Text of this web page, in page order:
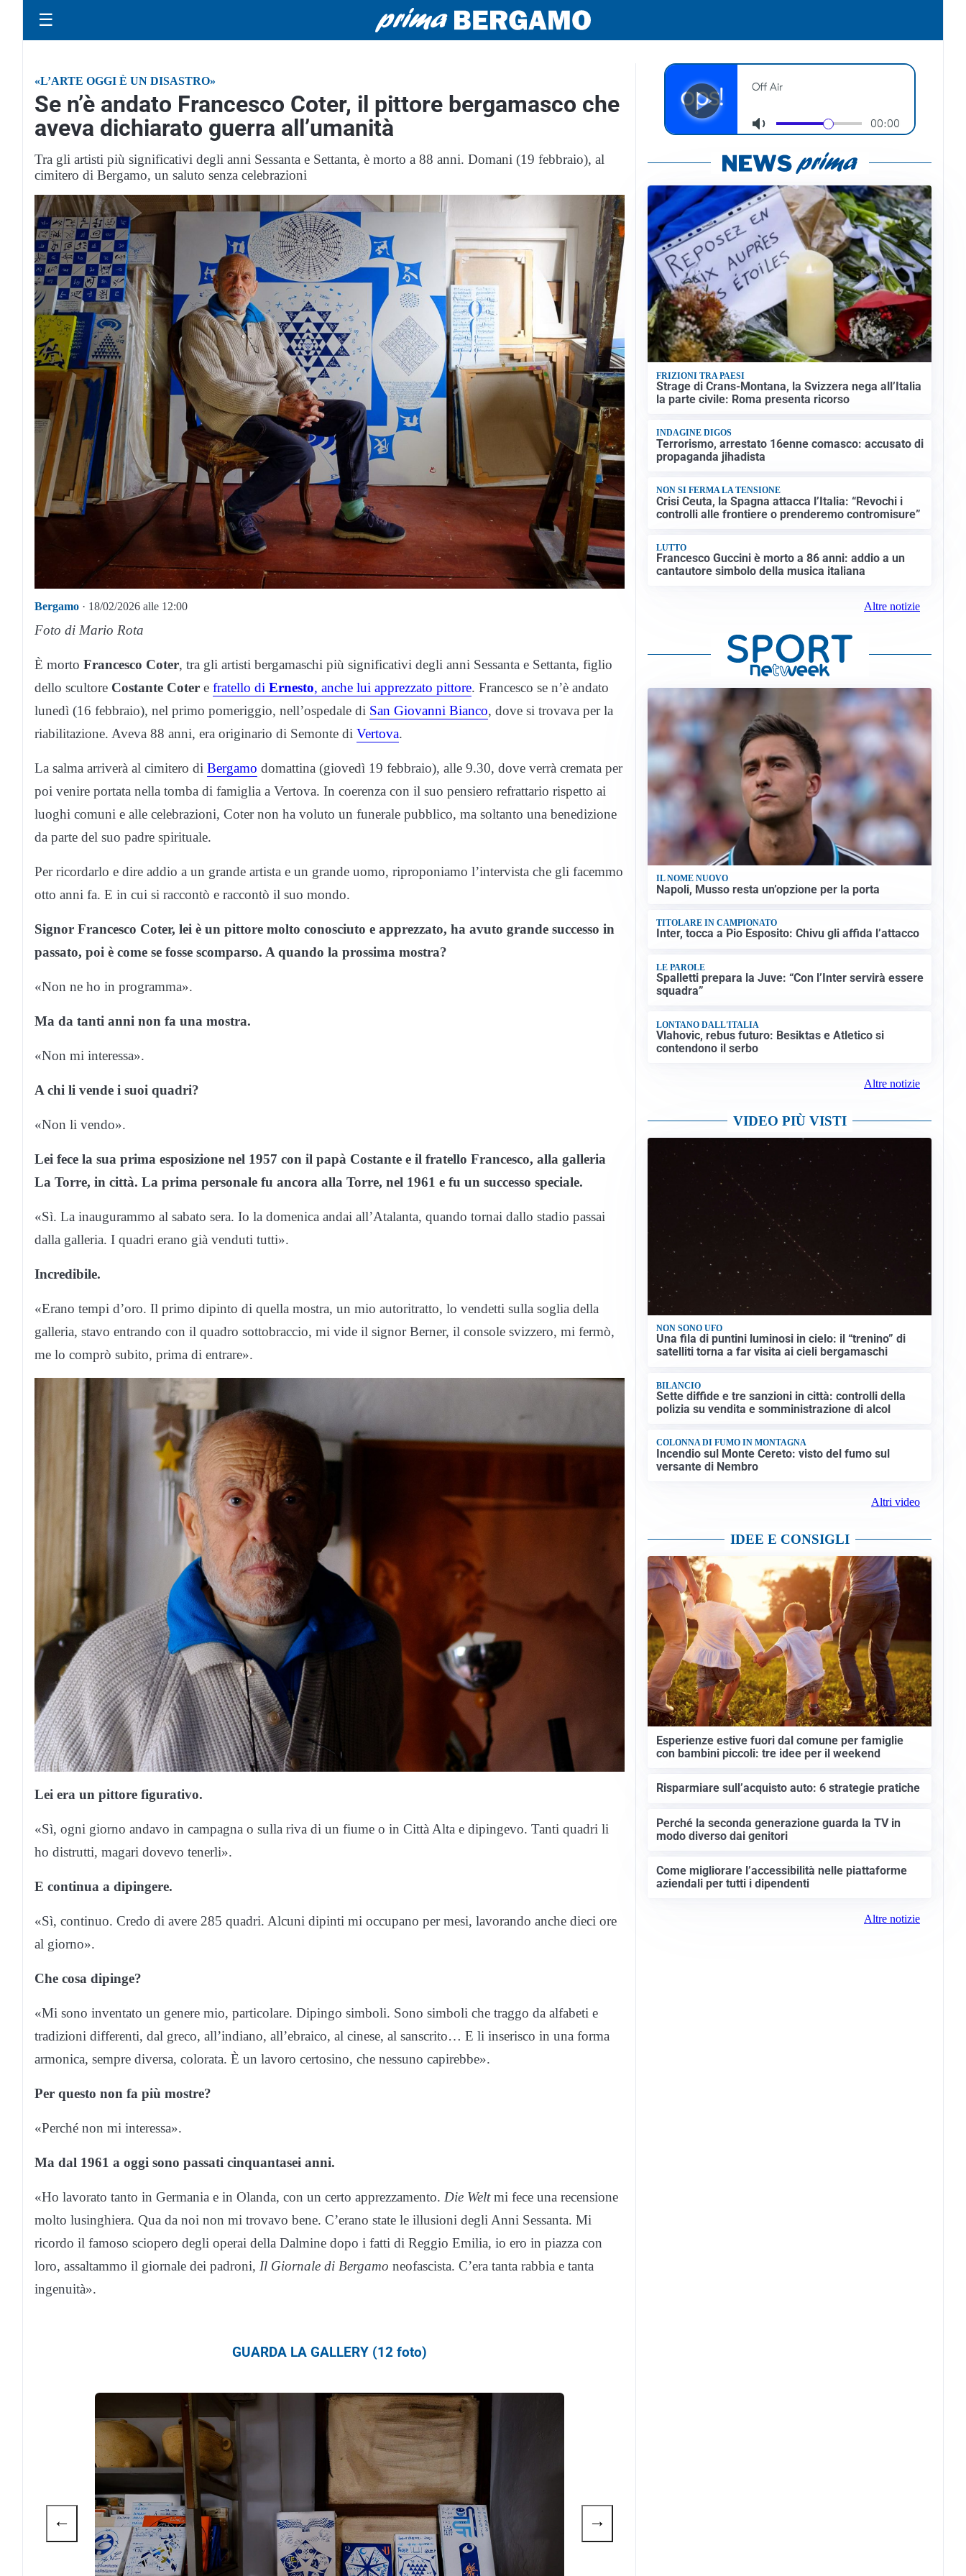
☰
«L’ARTE OGGI È UN DISASTRO»
Se n’è andato Francesco Coter, il pittore bergamasco che
aveva dichiarato guerra all’umanità
Tra gli artisti più significativi degli anni Sessanta e Settanta, è morto a 88 anni. Domani (19 febbraio), al
cimitero di Bergamo, un saluto senza celebrazioni
Bergamo · 18/02/2026 alle 12:00
Foto di Mario Rota
È morto Francesco Coter, tra gli artisti bergamaschi più significativi degli anni Sessanta e Settanta, figlio
dello scultore Costante Coter e fratello di Ernesto, anche lui apprezzato pittore. Francesco se n’è andato
lunedì (16 febbraio), nel primo pomeriggio, nell’ospedale di San Giovanni Bianco, dove si trovava per la
riabilitazione. Aveva 88 anni, era originario di Semonte di Vertova.
La salma arriverà al cimitero di Bergamo domattina (giovedì 19 febbraio), alle 9.30, dove verrà cremata per
poi venire portata nella tomba di famiglia a Vertova. In coerenza con il suo pensiero refrattario rispetto ai
luoghi comuni e alle celebrazioni, Coter non ha voluto un funerale pubblico, ma soltanto una benedizione
da parte del suo padre spirituale.
Per ricordarlo e dire addio a un grande artista e un grande uomo, riproponiamo l’intervista che gli facemmo
otto anni fa. E in cui si raccontò e raccontò il suo mondo.
Signor Francesco Coter, lei è un pittore molto conosciuto e apprezzato, ha avuto grande successo in
passato, poi è come se fosse scomparso. A quando la prossima mostra?
«Non ne ho in programma».
Ma da tanti anni non fa una mostra.
«Non mi interessa».
A chi li vende i suoi quadri?
«Non li vendo».
Lei fece la sua prima esposizione nel 1957 con il papà Costante e il fratello Francesco, alla galleria
La Torre, in città. La prima personale fu ancora alla Torre, nel 1961 e fu un successo speciale.
«Sì. La inaugurammo al sabato sera. Io la domenica andai all’Atalanta, quando tornai dallo stadio passai
dalla galleria. I quadri erano già venduti tutti».
Incredibile.
«Erano tempi d’oro. Il primo dipinto di quella mostra, un mio autoritratto, lo vendetti sulla soglia della
galleria, stavo entrando con il quadro sottobraccio, mi vide il signor Berner, il console svizzero, mi fermò,
me lo comprò subito, prima di entrare».
Lei era un pittore figurativo.
«Sì, ogni giorno andavo in campagna o sulla riva di un fiume o in Città Alta e dipingevo. Tanti quadri li
ho distrutti, magari dovevo tenerli».
E continua a dipingere.
«Sì, continuo. Credo di avere 285 quadri. Alcuni dipinti mi occupano per mesi, lavorando anche dieci ore
al giorno».
Che cosa dipinge?
«Mi sono inventato un genere mio, particolare. Dipingo simboli. Sono simboli che traggo da alfabeti e
tradizioni differenti, dal greco, all’indiano, all’ebraico, al cinese, al sanscrito… E li inserisco in una forma
armonica, sempre diversa, colorata. È un lavoro certosino, che nessuno capirebbe».
Per questo non fa più mostre?
«Perché non mi interessa».
Ma dal 1961 a oggi sono passati cinquantasei anni.
«Ho lavorato tanto in Germania e in Olanda, con un certo apprezzamento. Die Weltmi fece una recensione
molto lusinghiera. Qua da noi non mi trovavo bene. C’erano state le illusioni degli Anni Sessanta. Mi
ricordo il famoso sciopero degli operai della Dalmine dopo i fatti di Reggio Emilia, io ero in piazza con
loro, assaltammo il giornale dei padroni, Il Giornale di Bergamo neofascista. C’era tanta rabbia e tanta
ingenuità».
GUARDA LA GALLERY (12 foto)
← →
FRIZIONI TRA PAESI
Strage di Crans-Montana, la Svizzera nega all’Italia
la parte civile: Roma presenta ricorso
INDAGINE DIGOS
Terrorismo, arrestato 16enne comasco: accusato di
propaganda jihadista
NON SI FERMA LA TENSIONE
Crisi Ceuta, la Spagna attacca l’Italia: “Revochi i
controlli alle frontiere o prenderemo contromisure”
LUTTO
Francesco Guccini è morto a 86 anni: addio a un
cantautore simbolo della musica italiana
Altre notizie
IL NOME NUOVO
Napoli, Musso resta un’opzione per la porta
TITOLARE IN CAMPIONATO
Inter, tocca a Pio Esposito: Chivu gli affida l’attacco
LE PAROLE
Spalletti prepara la Juve: “Con l’Inter servirà essere
squadra”
LONTANO DALL'ITALIA
Vlahovic, rebus futuro: Besiktas e Atletico si
contendono il serbo
Altre notizie
VIDEO PIÙ VISTI
NON SONO UFO
Una fila di puntini luminosi in cielo: il “trenino” di
satelliti torna a far visita ai cieli bergamaschi
BILANCIO
Sette diffide e tre sanzioni in città: controlli della
polizia su vendita e somministrazione di alcol
COLONNA DI FUMO IN MONTAGNA
Incendio sul Monte Cereto: visto del fumo sul
versante di Nembro
Altri video
IDEE E CONSIGLI
Esperienze estive fuori dal comune per famiglie
con bambini piccoli: tre idee per il weekend
Risparmiare sull’acquisto auto: 6 strategie pratiche
Perché la seconda generazione guarda la TV in
modo diverso dai genitori
Come migliorare l’accessibilità nelle piattaforme
aziendali per tutti i dipendenti
Altre notizie